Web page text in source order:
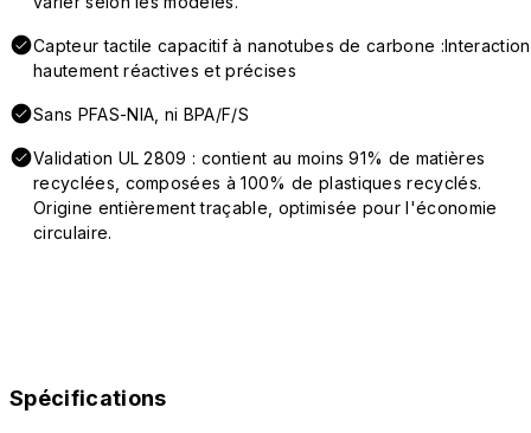
Capteur tactile capacitif à nanotubes de carbone
hautement réactives et précises
Sans PFAS-NIA, ni BPA/F/S
Validation UL 2809 : contient au moins 91% de matières
recyclées, composées à 100% de plastiques recyclés.
Origine entièrement traçable, optimisée pour l'économie
circulaire.
Spécifications